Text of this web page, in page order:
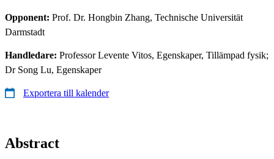
Opponent: Prof. Dr. Hongbin Zhang, Technische Universität
Darmstadt
Handledare: Professor Levente Vitos, Egenskaper, Tillämpad fysik;
Dr Song Lu, Egenskaper
Exportera till kalender
Abstract